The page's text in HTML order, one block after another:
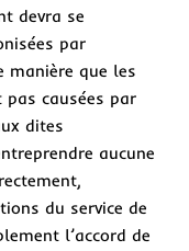
devra se
par
manière que les
pas causées par
dites
aucune
du service de
l’accord de